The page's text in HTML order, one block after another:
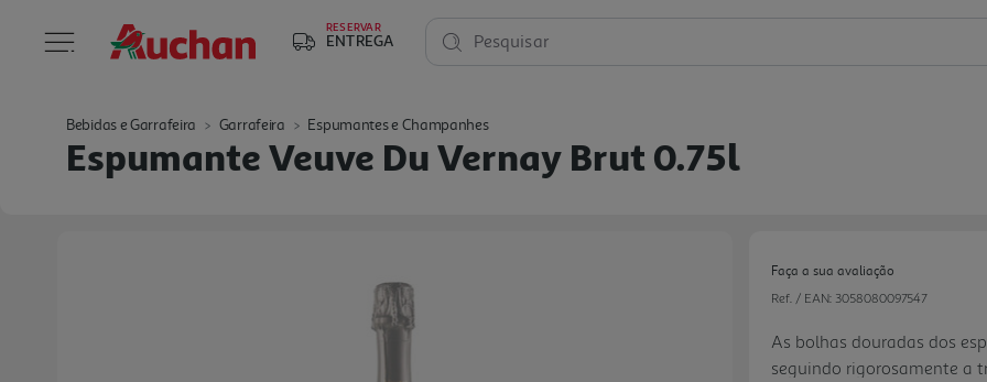
RESERVAR
ENTREGA Pesquisar
Bebidas e Garrafeira Garrafeira Espumantes e Champanhes
Espumante Veuve Du Vernay Brut 0.75l
Faça a sua avaliação
Ref. / EAN: 3058080097547
As bolhas douradas dos
seguindo rigorosamente a